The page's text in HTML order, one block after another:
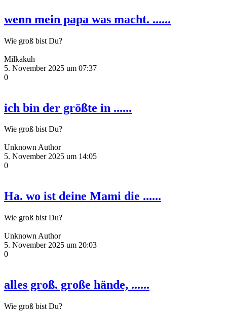
wenn mein papa was macht. ......
Wie groß bist Du?
Milkakuh
5. November 2025 um 07:37
0
ich bin der größte in ......
Wie groß bist Du?
Unknown Author
5. November 2025 um 14:05
0
Ha. wo ist deine Mami die ......
Wie groß bist Du?
Unknown Author
5. November 2025 um 20:03
0
alles groß. große hände, ......
Wie groß bist Du?